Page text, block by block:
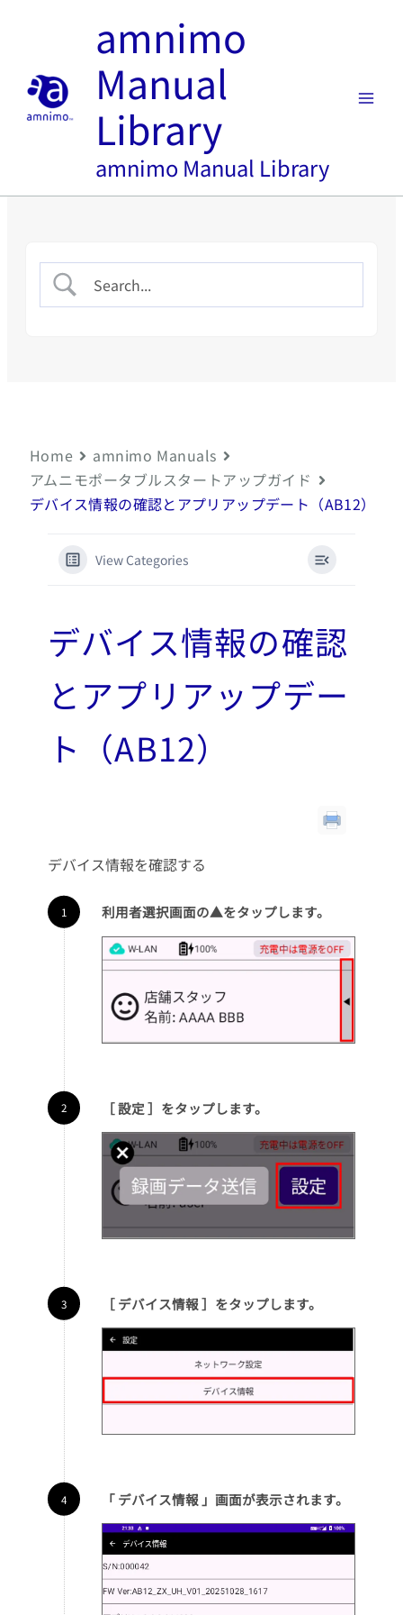
amnimo
Manual
Library
amnimo Manual Library
Home
amnimo Manuals
アムニモポータブルスタートアップガイド
デバイス情報の確認とアプリアップデート（AB12）
View Categories
デバイス情報の確認
とアプリアップデー
ト（AB12）
デバイス情報を確認する
利用者選択画面の▲をタップします。
［ 設定 ］をタップします。
［ デバイス情報 ］をタップします。
「 デバイス情報 」画面が表示されます。